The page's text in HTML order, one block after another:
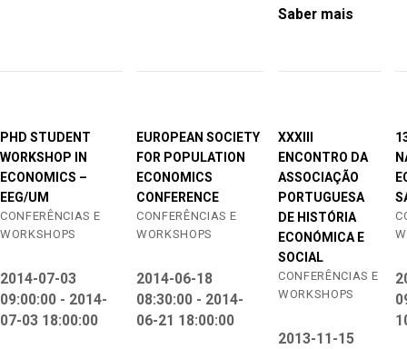
Saber mais
PHD STUDENT
WORKSHOP IN
ECONOMICS –
EEG/UM
CONFERÊNCIAS E
WORKSHOPS
2014-07-03
09:00:00 - 2014-
07-03 18:00:00
EUROPEAN SOCIETY
FOR POPULATION
ECONOMICS
CONFERENCE
CONFERÊNCIAS E
WORKSHOPS
2014-06-18
08:30:00 - 2014-
06-21 18:00:00
XXXIII
ENCONTRO DA
ASSOCIAÇÃO
PORTUGUESA
DE HISTÓRIA
ECONÓMICA E
SOCIAL
CONFERÊNCIAS E
WORKSHOPS
2013-11-15